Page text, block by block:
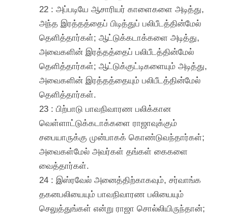
22 : அப்படியே ஆசாரியர் காளைகளை அடித்து,
அந்த இரத்தத்தைப் பிடித்துப் பலிபீடத்தின்மேல்
தெளித்தார்கள்; ஆட்டுக்கடாக்களை அடித்து,
அவைகளின் இரத்தத்தைப் பலிபீடத்தின்மேல்
தெளித்தார்கள்; ஆட்டுக்குட்டிகளையும் அடித்து,
அவைகளின் இரத்தத்தையும் பலிபீடத்தின்மேல்
தெளித்தார்கள்.
23 : பிற்பாடு பாவநிவாரண பலிக்கான
வெள்ளாட்டுக்கடாக்களை ராஜாவுக்கும்
சபையாருக்கு முன்பாகக் கொண்டுவந்தார்கள்;
அவைகள்மேல் அவர்கள் தங்கள் கைகளை
வைத்தார்கள்.
24 : இஸ்ரவேல் அனைத்திற்காகவும், சர்வாங்க
தகனபலியையும் பாவநிவாரண பலியையும்
செலுத்துங்கள் என்று ராஜா சொல்லியிருந்தான்;